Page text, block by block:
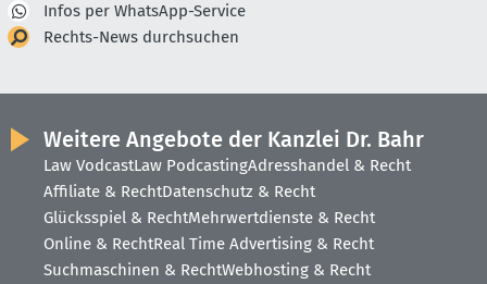
Infos per WhatsApp-Service
Rechts-News durchsuchen
Weitere Angebote der Kanzlei Dr. Bahr
Law VodcastLaw PodcastingAdresshandel & Recht
Affiliate & RechtDatenschutz & Recht
Glücksspiel & RechtMehrwertdienste & Recht
Online & RechtReal Time Advertising & Recht
Suchmaschinen & RechtWebhosting & Recht